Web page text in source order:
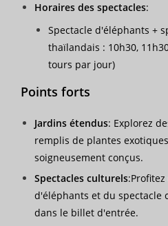
Horaires des spectacles:
Spectacle d'éléphants +
thaïlandais : 10h30,
tours par jour)
Points forts
Jardins étendus: Explorez
remplis de plantes
soigneusement conçus.
Spectacles culturels
d'éléphants et du spectacle
dans le billet d'entrée.